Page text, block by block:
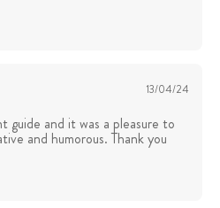
13/04/24
guide and it was a pleasure to
and humorous. Thank you